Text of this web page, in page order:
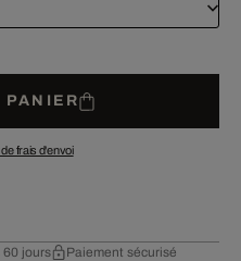
PANIER
de frais d'envoi
jours Paiement sécurisé